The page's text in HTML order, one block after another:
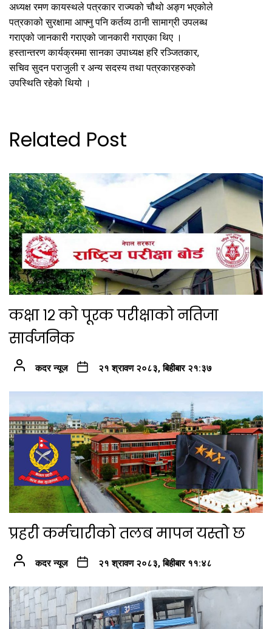
अध्यक्ष रमण कायस्थले पत्रकार राज्यको चौथो अङ्ग भएकोले
पत्रकाको सुरक्षामा आफ्नु पनि कर्तव्य ठानी सामाग्री उपलब्ध
गराएको जानकारी गराएको जानकारी गराएका थिए ।
हस्तान्तरण कार्यक्रममा सानका उपाध्यक्ष हरि रञ्जितकार,
सचिव सुदन पराजुली र अन्य सदस्य तथा पत्रकारहरुको
उपस्थिति रहेको थियो ।
Related Post
कक्षा १२ को पूरक परीक्षाको नतिजा
सार्वजनिक
कदर न्यूज २१ श्रावण २०८३, बिहीबार २१:३७
प्रहरी कर्मचारीको तलब मापन यस्तो छ
कदर न्यूज २१ श्रावण २०८३, बिहीबार ११:४८